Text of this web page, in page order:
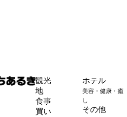
観光
地
食事
買い
ホテル
美容・健康・癒
し
その他